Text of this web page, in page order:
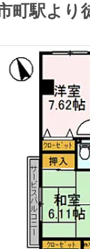
町駅より